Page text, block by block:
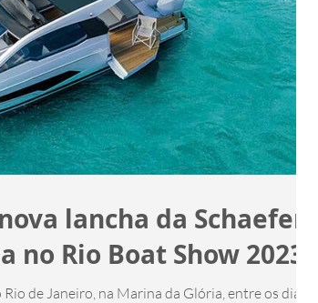
lancha da Schaefer
no Rio Boat Show 2023
de Janeiro, na Marina da Glória, entre os dias 29